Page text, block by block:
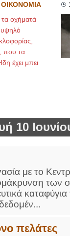
ΟΙΚΟΝΟΜΙΑ
τα οχήματά
υψηλό
που τα
έχει μπει
10
με το
των
πελάτες